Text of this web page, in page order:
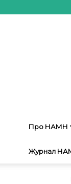
Про НАМН
Журнал